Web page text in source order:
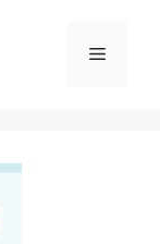
메